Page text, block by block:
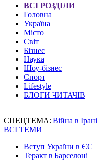
ВСІ РОЗДІЛИ
Головна
Україна
Місто
Світ
Бізнес
Наука
Шоу-бізнес
Спорт
Lifestyle
БЛОГИ ЧИТАЧІВ
СПЕЦТЕМА: Війна в Ірані
ВСІ ТЕМИ
Вступ України в ЄС
Теракт в Барселоні